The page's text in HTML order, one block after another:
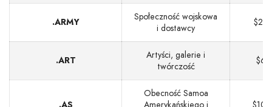
.ARMY
Społeczność wojskowa
i dostawcy
$26
.ART
Artyści, galerie i
twórczość
$6
.AS
Obecność Samoa
Amerykańskiego i
$101